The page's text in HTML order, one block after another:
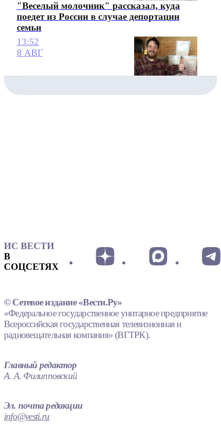
"Веселый молочник" рассказал, куда
поедет из России в случае депортации
семьи
13:52
8 АВГ
ИС ВЕСТИ
В
СОЦСЕТЯХ
© Сетевое издание «Вести.Ру»
«Федеральное государственное унитарное предприятие
Всероссийская государственная телевизионная и
радиовещательная компания» (ВГТРК).
Главный редактор
А. А. Филипповский
Эл. почта редакции
info@vesti.ru